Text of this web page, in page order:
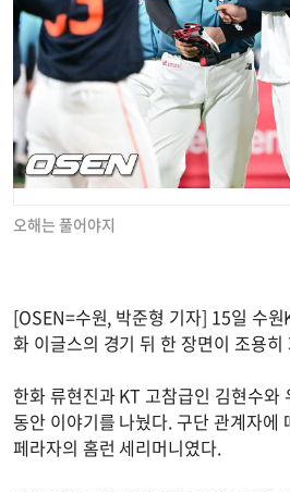
오해는 풀어야지
[OSEN=수원, 박준형 기자] 15일 수
화 이글스의 경기 뒤 한 장면이 조용히
한화 류현진과 KT 고참급인 김현수와
동안 이야기를 나눴다. 구단 관계자에
페라자의 홈런 세리머니였다.